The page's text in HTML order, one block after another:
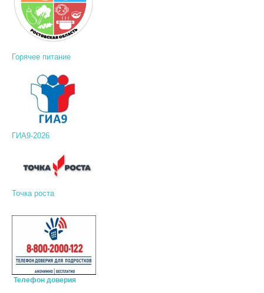
Горячее питание
ГИА9-2026
Точка роста
Телефон доверия